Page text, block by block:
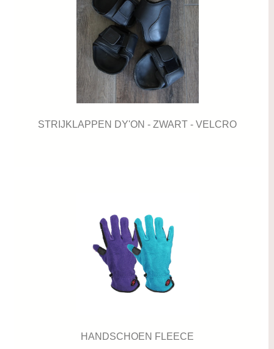
STRIJKLAPPEN DY'ON - ZWART - VELCRO
HANDSCHOEN FLEECE